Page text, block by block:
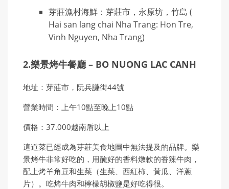
芽莊漁村海鮮：芽莊市，永原坊，竹島 (
Hai san lang chai Nha Trang: Hon Tre,
Vinh Nguyen, Nha Trang)
2.樂景烤牛餐廳 – BO NUONG LAC CANH
地址：芽莊市，阮兵謙街44號
營業時間：上午10點至晚上10點
價格：37.000越南盾以上
這道菜已經成為芽莊美食地圖中無法提及的品牌。樂
景烤牛非常好吃的，用醃好的香料燉軟的香辣牛肉，
配上烤羊角豆和生菜（生菜、西紅柿、黃瓜、洋蔥
片）。吃烤牛肉和檸檬胡椒鹽是好吃得很。